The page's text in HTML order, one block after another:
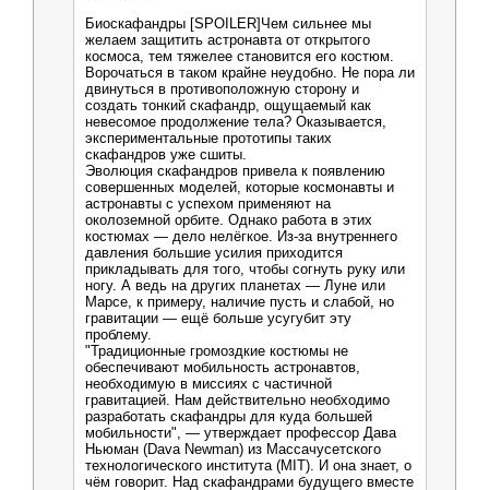
Биоскафандры [SPOILER]Чем сильнее мы
желаем защитить астронавта от открытого
космоса, тем тяжелее становится его костюм.
Ворочаться в таком крайне неудобно. Не пора ли
двинуться в противоположную сторону и
создать тонкий скафандр, ощущаемый как
невесомое продолжение тела? Оказывается,
экспериментальные прототипы таких
скафандров уже сшиты.
Эволюция скафандров привела к появлению
совершенных моделей, которые космонавты и
астронавты с успехом применяют на
околоземной орбите. Однако работа в этих
костюмах — дело нелёгкое. Из-за внутреннего
давления большие усилия приходится
прикладывать для того, чтобы согнуть руку или
ногу. А ведь на других планетах — Луне или
Марсе, к примеру, наличие пусть и слабой, но
гравитации — ещё больше усугубит эту
проблему.
"Традиционные громоздкие костюмы не
обеспечивают мобильность астронавтов,
необходимую в миссиях с частичной
гравитацией. Нам действительно необходимо
разработать скафандры для куда большей
мобильности", — утверждает профессор Дава
Ньюман (Dava Newman) из Массачусетского
технологического института (MIT). И она знает, о
чём говорит. Над скафандрами будущего вместе